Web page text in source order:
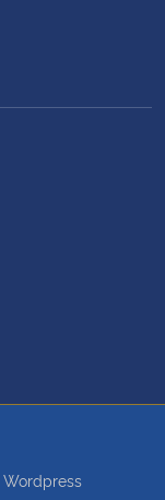
Wordpress